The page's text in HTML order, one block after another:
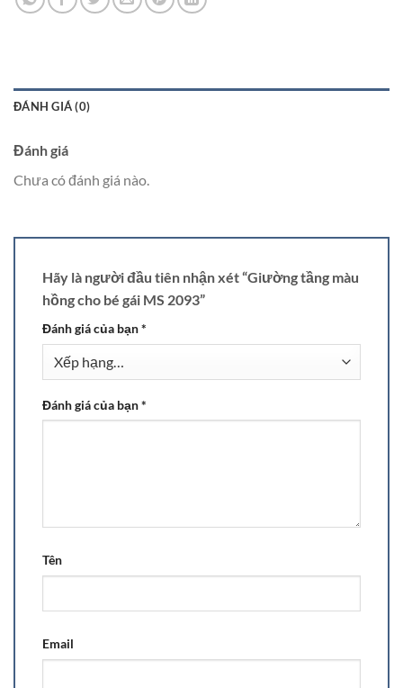
ĐÁNH GIÁ (0)
Đánh giá
Chưa có đánh giá nào.
Hãy là người đầu tiên nhận xét “Giường tầng màu
hồng cho bé gái MS 2093”
Đánh giá của bạn*
Đánh giá của bạn*
Tên
Email